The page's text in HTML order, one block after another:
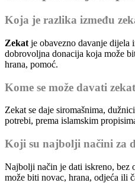
Koja je razlika između
Zekat je obavezno davanje dijela
dobrovoljna donacija koja može
hrana, pomoć.
Kome se može davati
Zekat se daje siromašnima,
potrebi, prema islamskim
Koji su najbolji načini za
Najbolji način je dati iskreno, bez
može biti novac, hrana, odjeća ili